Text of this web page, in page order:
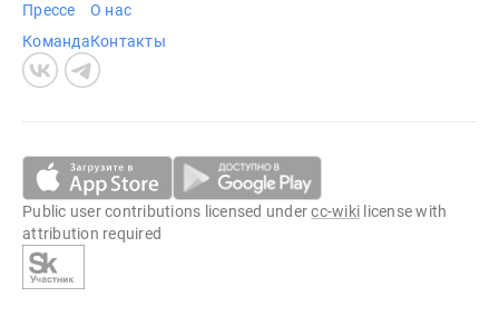
Прессе
Команда
О нас
Контакты
Public user contributions licensed undercc-wiki license with
attribution required